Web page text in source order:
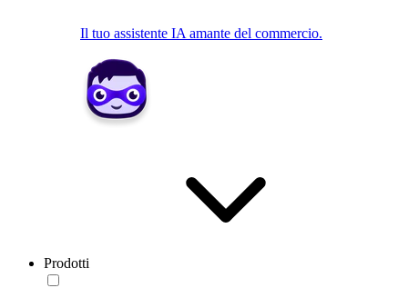
Il tuo assistente IA amante del commercio.
Prodotti